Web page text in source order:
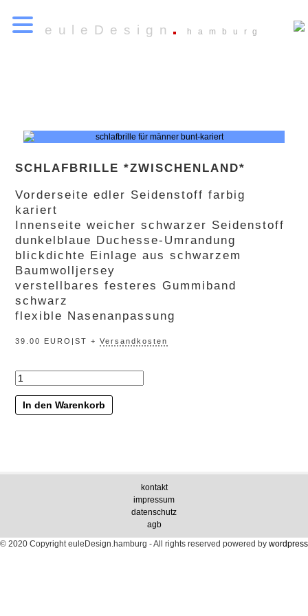
euleDesign hamburg
SCHLAFBRILLE *ZWISCHENLAND*
Vorderseite edler Seidenstoff farbig
kariert
Innenseite weicher schwarzer Seidenstoff
dunkelblaue Duchesse-Umrandung
blickdichte Einlage aus schwarzem
Baumwolljersey
verstellbares festeres Gummiband
schwarz
flexible Nasenanpassung
39.00 EURO|ST +Versandkosten
Menge
In den Warenkorb
kontakt
impressum
datenschutz
agb
© 2020 Copyright euleDesign.hamburg - All rights reserved powered by wordpress